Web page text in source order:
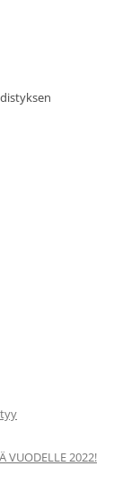
VUODELLE 2022!